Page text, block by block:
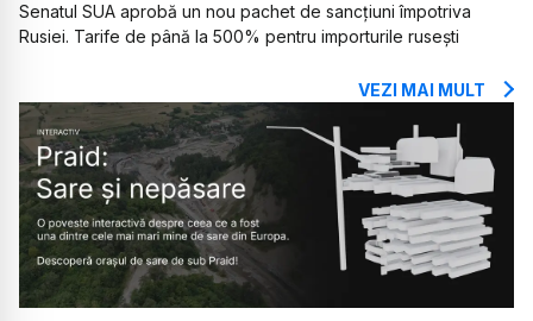
Senatul SUA aprobă un nou pachet de sancțiuni împotriva
Rusiei. Tarife de până la 500% pentru importurile rusești
VEZI MAI MULT